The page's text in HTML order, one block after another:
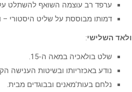
ערפד רב עוצמה השואף להשתלט
דמותו מבוססת על שליט היסטורי –
ולאד השלישי:
שלט בולאכיה במאה ה-15.
נודע באכזריותו ובשיטות הענישה
נלחם בעות’מאנים ובבוגדים מבית.